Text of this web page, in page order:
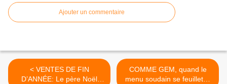
Ajouter un commentaire
< VENTES DE FIN
D’ANNÉE: Le père Noël
COMME GEM, quand le
menu soudain se feuilletait